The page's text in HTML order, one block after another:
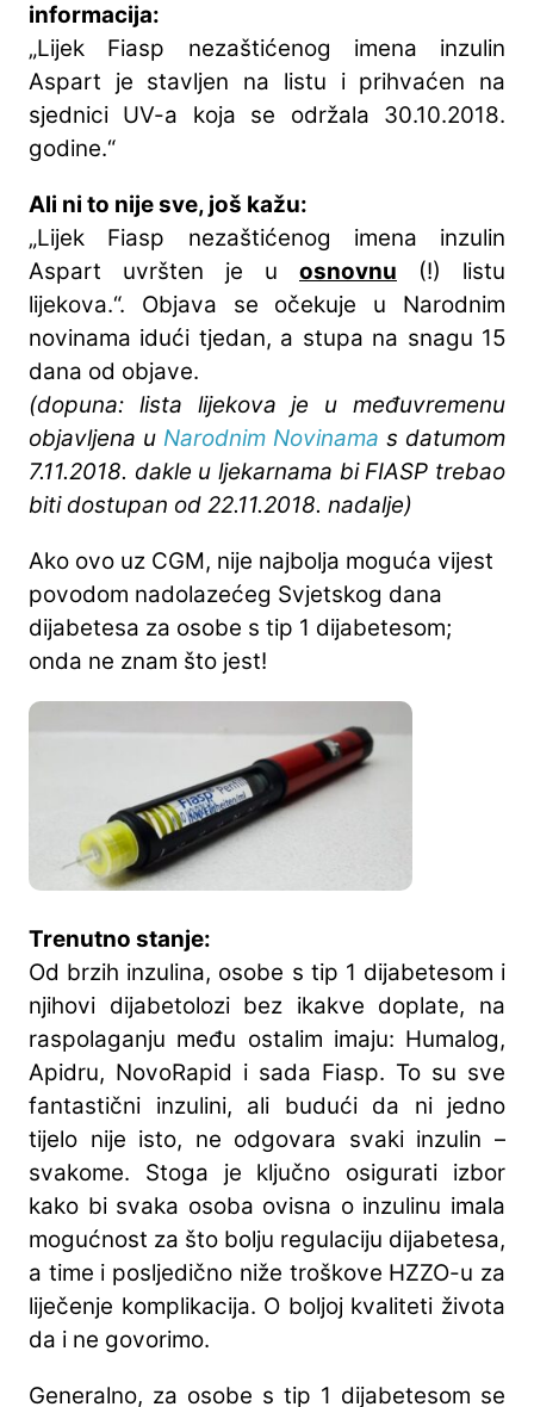
informacija:
„Lijek Fiasp nezaštićenog imena inzulin
Aspart je stavljen na listu i prihvaćen na
sjednici UV-a koja se održala 30.10.2018.
godine.“
Ali ni to nije sve, još kažu:
„Lijek Fiasp nezaštićenog imena inzulin
Aspart uvršten je u osnovnu (!) listu
lijekova.“. Objava se očekuje u Narodnim
novinama idući tjedan, a stupa na snagu 15
dana od objave.
(dopuna: lista lijekova je u međuvremenu
objavljena u Narodnim Novinama s datumom
7.11.2018. dakle u ljekarnama bi FIASP trebao
biti dostupan od 22.11.2018. nadalje)
Ako ovo uz CGM, nije najbolja moguća vijest
povodom nadolazećeg Svjetskog dana
dijabetesa za osobe s tip 1 dijabetesom;
onda ne znam što jest!
Trenutno stanje:
Od brzih inzulina, osobe s tip 1 dijabetesom i
njihovi dijabetolozi bez ikakve doplate, na
raspolaganju među ostalim imaju: Humalog,
Apidru, NovoRapid i sada Fiasp. To su sve
fantastični inzulini, ali budući da ni jedno
tijelo nije isto, ne odgovara svaki inzulin –
svakome. Stoga je ključno osigurati izbor
kako bi svaka osoba ovisna o inzulinu imala
mogućnost za što bolju regulaciju dijabetesa,
a time i posljedično niže troškove HZZO-u za
liječenje komplikacija. O boljoj kvaliteti života
da i ne govorimo.
Generalno, za osobe s tip 1 dijabetesom se